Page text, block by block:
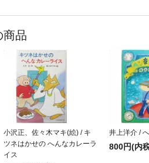
商品
小沢正、佐々木マキ(絵) / キ
ツネはかせの へんなカレーラ
イス
井上洋介 /
800円(内